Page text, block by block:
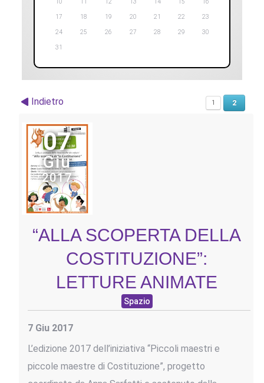
12 13 14 15 16
17 18 19 20 21 22 23
24 25 26 27 28 29 30
31
Indietro 1 2
07
Giu
2017
“ALLA SCOPERTA DELLA
COSTITUZIONE”:
LETTURE ANIMATE
Spazio
7 Giu 2017
L’edizione 2017 dell’iniziativa “Piccoli maestri e
piccole maestre di Costituzione”, progetto